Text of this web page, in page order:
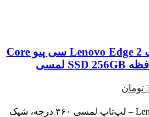
لپ‌تاپ 360 درجه استوک Lenovo Edge 2 سی پیو Core
43,600,000 تومان
تومان
39,900,000 تومان 💻 لپ تاپ Lenovo Edge 2-1580 – لپ‌تاپ لمسی ۳۶۰ درجه، شیک